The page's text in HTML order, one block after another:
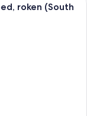
roken (South